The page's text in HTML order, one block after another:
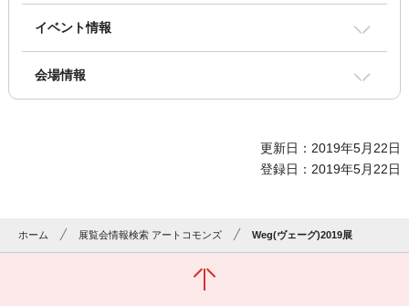
イベント情報
会場情報
更新日：2019年5月22日
登録日：2019年5月22日
ホーム 展覧会情報検索 アートコモンズ Weg(ヴェーグ)2019展